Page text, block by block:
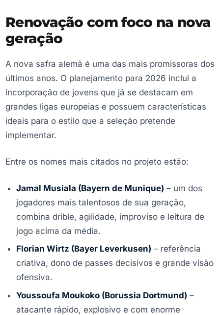
Renovação com foco na nova
geração
A nova safra alemã é uma das mais promissoras dos
últimos anos. O planejamento para 2026 inclui a
incorporação de jovens que já se destacam em
grandes ligas europeias e possuem características
ideais para o estilo que a seleção pretende
implementar.
Entre os nomes mais citados no projeto estão:
Jamal Musiala (Bayern de Munique) – um dos
jogadores mais talentosos de sua geração,
combina drible, agilidade, improviso e leitura de
jogo acima da média.
Florian Wirtz (Bayer Leverkusen) – referência
criativa, dono de passes decisivos e grande visão
ofensiva.
Youssoufa Moukoko (Borussia Dortmund) –
atacante rápido, explosivo e com enorme